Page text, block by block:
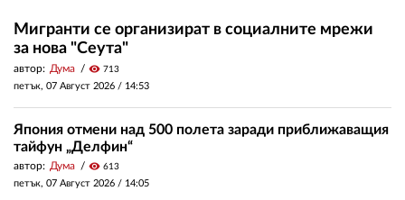
Мигранти се организират в социалните мрежи
за нова "Сеута"
автор: Дума visibility 713
петък, 07 Август 2026 / 14:53
Япония отмени над 500 полета заради приближаващия
тайфун „Делфин“
автор: Дума visibility 613
петък, 07 Август 2026 / 14:05